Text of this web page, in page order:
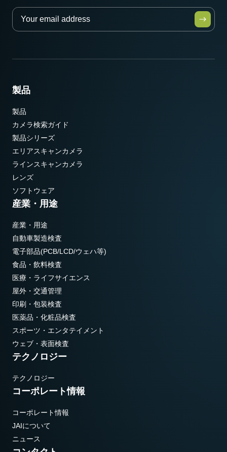
製品
製品
カメラ検索ガイド
製品シリーズ
エリアスキャンカメラ
ラインスキャンカメラ
レンズ
ソフトウェア
産業・用途
産業・用途
自動車製造検査
電子部品(PCB/LCD/ウェハ等)
食品・飲料検査
医療・ライフサイエンス
屋外・交通管理
印刷・包装検査
医薬品・化粧品検査
スポーツ・エンタテイメント
ウェブ・表面検査
テクノロジー
テクノロジー
コーポレート情報
コーポレート情報
JAIについて
ニュース